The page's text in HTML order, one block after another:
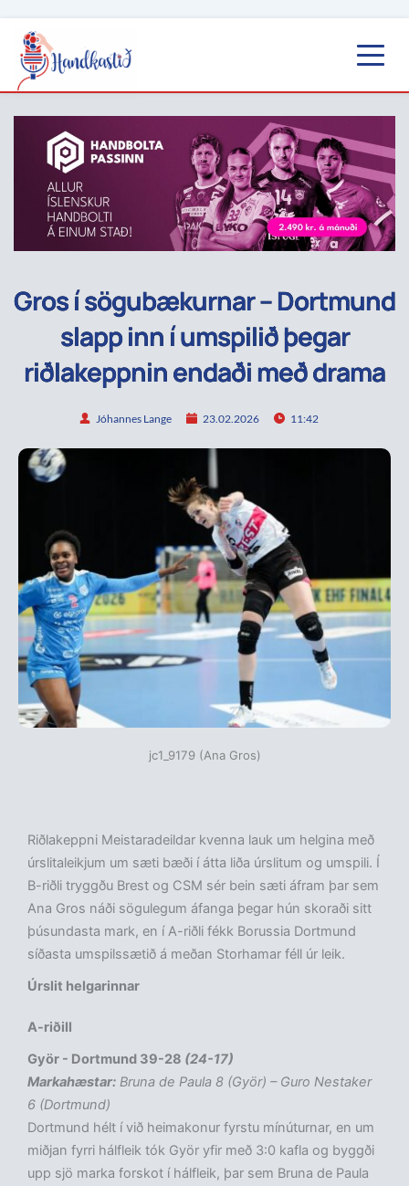
Gros í sögubækurnar – Dortmund
slapp inn í umspilið þegar
riðlakeppnin endaði með drama
Jóhannes Lange 23.02.2026 11:42
jc1_9179 (Ana Gros)
Riðlakeppni Meistaradeildar kvenna lauk um helgina með
úrslitaleikjum um sæti bæði í átta liða úrslitum og umspili. Í
B-riðli tryggðu Brest og CSM sér bein sæti áfram þar sem
Ana Gros náði sögulegum áfanga þegar hún skoraði sitt
þúsundasta mark, en í A-riðli fékk Borussia Dortmund
síðasta umspilssætið á meðan Storhamar féll úr leik.
Úrslit helgarinnar
A-riðill
Györ - Dortmund 39-28 (24-17)
Markahæstar: Bruna de Paula 8 (Györ) – Guro Nestaker
6 (Dortmund)
Dortmund hélt í við heimakonur fyrstu mínúturnar, en um
miðjan fyrri hálfleik tók Györ yfir með 3:0 kafla og byggði
upp sjö marka forskot í hálfleik, þar sem Bruna de Paula